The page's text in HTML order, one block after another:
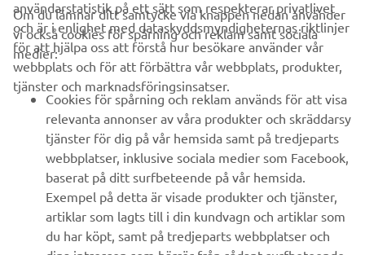
användarstatistik på ett sätt som respekterar privatlivet
och är i enlighet med dataskyddsmyndigheternas riktlinjer
för att hjälpa oss att förstå hur besökare använder vår
webbplats och för att förbättra vår webbplats, produkter,
tjänster och marknadsföringsinsatser.
Om du lämnar ditt samtycke via knappen nedan använder
vi också cookies för spårning och reklam samt sociala
medier:
Cookies för spårning och reklam används för att visa
relevanta annonser av våra produkter och skräddarsy
tjänster för dig på vår hemsida samt på tredjeparts
webbplatser, inklusive sociala medier som Facebook,
baserat på ditt surfbeteende på vår hemsida.
Exempel på detta är visade produkter och tjänster,
artiklar som lagts till i din kundvagn och artiklar som
du har köpt, samt på tredjeparts webbplatser och